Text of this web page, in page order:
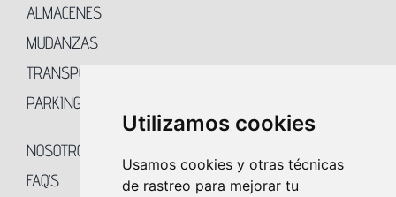
Utilizamos cookies
Usamos cookies y otras técnicas
de rastreo para mejorar tu
ALMACENES
MUDANZAS
TRANSPORTES
PARKING
NOSOTROS
FAQ’S